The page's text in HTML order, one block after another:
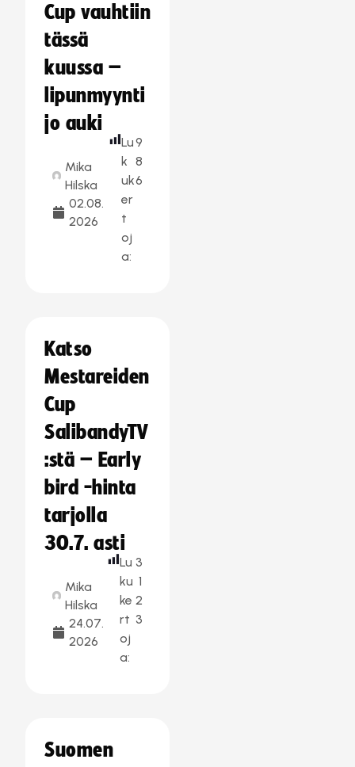
Cup vauhtiin
tässä
kuussa –
lipunmyynti
jo auki
Mika
Hilska
02.08.
2026
Lu
k
uk
er
t
oj
a:
9
8
6
Katso
Mestareiden
Cup
SalibandyTV
:stä – Early
bird -hinta
tarjolla
30.7. asti
Mika
Hilska
24.07.
2026
Lu
ku
ke
rt
oj
a:
3
1
2
3
Suomen